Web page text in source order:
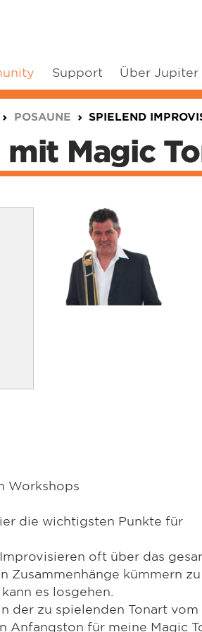
Support Über Jupiter
POSAUNE SPIELEND
Magic
Workshops
die wichtigsten Punkte für
oft über das
Zusammenhänge kümmern zu
es losgehen.
der zu spielenden Tonart vom
Anfangston für meine Magic